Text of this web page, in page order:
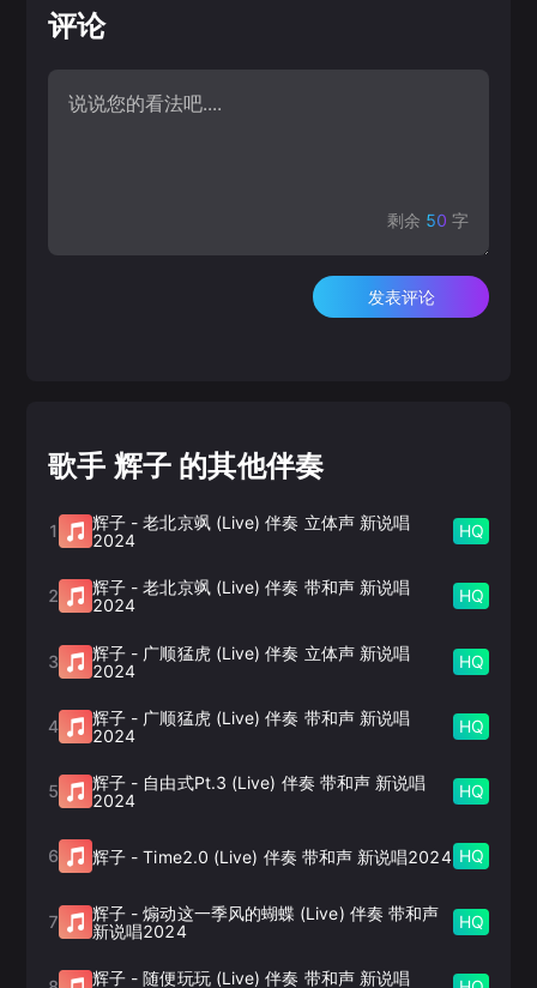
评论
剩余 50 字
发表评论
歌手 辉子 的其他伴奏
1 辉子 -老北京飒 (Live) 伴奏 立体声 新说唱
2024
HQ
2 辉子 -老北京飒 (Live) 伴奏 带和声 新说唱
2024
HQ
3 辉子 - 广顺猛虎 (Live) 伴奏 立体声 新说唱
2024
HQ
4 辉子 - 广顺猛虎 (Live) 伴奏 带和声 新说唱
2024
HQ
5 辉子 - 自由式Pt.3 (Live) 伴奏 带和声 新说唱
2024
HQ
6 辉子 -Time2.0 (Live) 伴奏 带和声 新说唱2024 HQ
7 辉子 -煽动这一季风的蝴蝶 (Live) 伴奏 带和声
新说唱2024
HQ
辉子 -随便玩玩 (Live) 伴奏 带和声 新说唱